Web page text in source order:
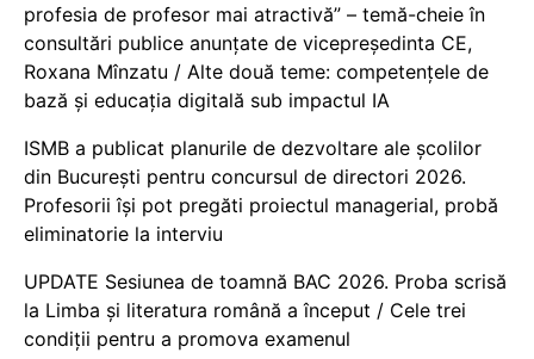
profesia de profesor mai atractivă” – temă-cheie în
consultări publice anunțate de vicepreședinta CE,
Roxana Mînzatu / Alte două teme: competențele de
bază și educația digitală sub impactul IA
ISMB a publicat planurile de dezvoltare ale școlilor
din București pentru concursul de directori 2026.
Profesorii își pot pregăti proiectul managerial, probă
eliminatorie la interviu
UPDATE Sesiunea de toamnă BAC 2026. Proba scrisă
la Limba și literatura română a început / Cele trei
condiții pentru a promova examenul